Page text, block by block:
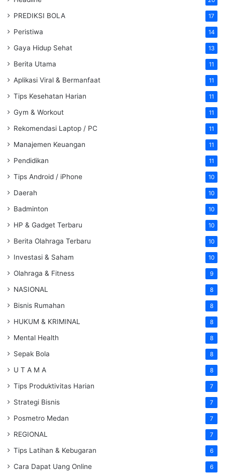
PREDIKSI BOLA 17
Peristiwa 14
Gaya Hidup Sehat 13
Berita Utama 11
Aplikasi Viral & Bermanfaat 11
Tips Kesehatan Harian 11
Gym & Workout 11
Rekomendasi Laptop / PC 11
Manajemen Keuangan 11
Pendidikan 11
Tips Android / iPhone 10
Daerah 10
Badminton 10
HP & Gadget Terbaru 10
Berita Olahraga Terbaru 10
Investasi & Saham 10
Olahraga & Fitness 9
NASIONAL 8
Bisnis Rumahan 8
HUKUM & KRIMINAL 8
Mental Health 8
Sepak Bola 8
U T A M A 8
Tips Produktivitas Harian 7
Strategi Bisnis 7
Posmetro Medan 7
REGIONAL 7
Tips Latihan & Kebugaran 6
Cara Dapat Uang Online 6